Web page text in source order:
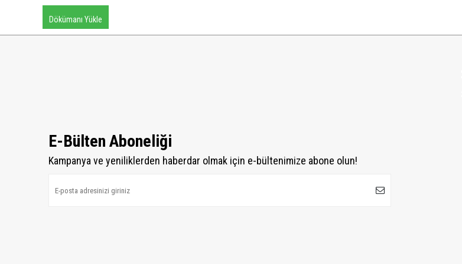
Dökümanı Yükle
E-Bülten Aboneliği
Kampanya ve yeniliklerden haberdar olmak için e-bültenimize abone olun!